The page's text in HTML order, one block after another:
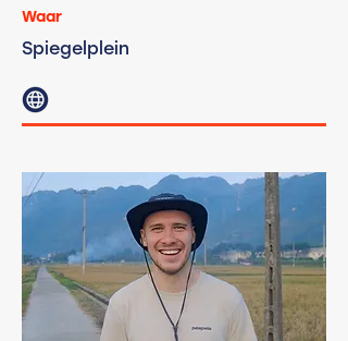
Waar
Spiegelplein